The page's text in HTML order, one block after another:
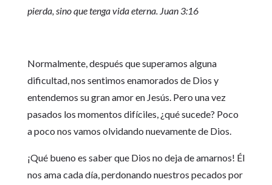
pierda, sino que tenga vida eterna. Juan 3:16
Normalmente, después que superamos alguna
dificultad, nos sentimos enamorados de Dios y
entendemos su gran amor en Jesús. Pero una vez
pasados los momentos difíciles, ¿qué sucede? Poco
a poco nos vamos olvidando nuevamente de Dios.
¡Qué bueno es saber que Dios no deja de amarnos! Él
nos ama cada día, perdonando nuestros pecados por